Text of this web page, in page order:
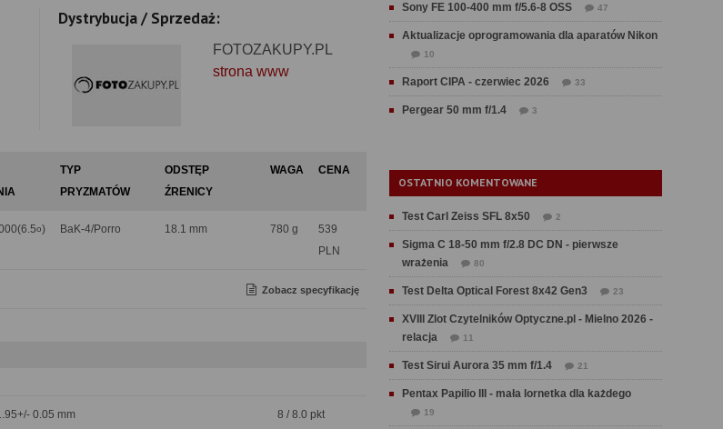
Dystrybucja / Sprzedaż:
FOTOZAKUPY.PL
strona www
TYP
PRYZMATÓW
ODSTĘP
ŹRENICY
WAGA CENA
o) BaK-4/Porro 18.1 mm 780 g
539
PLN
Zobacz specyfikację
0.05 mm
8 / 8.0 pkt
Sony FE 100-400 mm f/5.6-8 OSS 47
Aktualizacje oprogramowania dla aparatów Nikon
10
Raport CIPA - czerwiec 2026 33
Pergear 50 mm f/1.4 3
OSTATNIO KOMENTOWANE
Test Carl Zeiss SFL 8x50 2
Sigma C 18-50 mm f/2.8 DC DN - pierwsze
wrażenia
80
Test Delta Optical Forest 8x42 Gen3 23
XVIII Zlot Czytelników Optyczne.pl - Mielno 2026 -
relacja
11
Test Sirui Aurora 35 mm f/1.4 21
Pentax Papilio III - mała lornetka dla każdego
19